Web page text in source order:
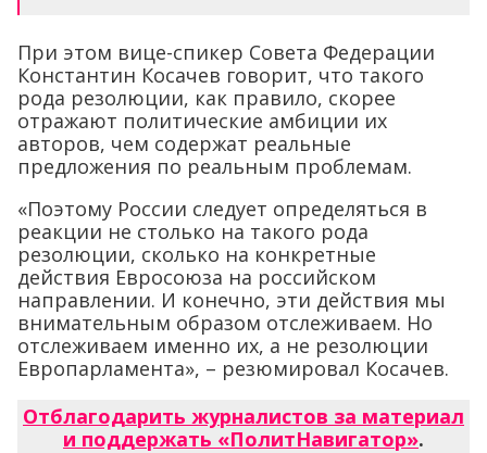
При этом вице-спикер Совета Федерации
Константин Косачев говорит, что такого
рода резолюции, как правило, скорее
отражают политические амбиции их
авторов, чем содержат реальные
предложения по реальным проблемам.
«Поэтому России следует определяться в
реакции не столько на такого рода
резолюции, сколько на конкретные
действия Евросоюза на российском
направлении. И конечно, эти действия мы
внимательным образом отслеживаем. Но
отслеживаем именно их, а не резолюции
Европарламента», – резюмировал Косачев.
Отблагодарить журналистов за материал
и поддержать «ПолитНавигатор».